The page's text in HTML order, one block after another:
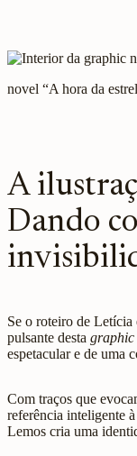
novel “A hora da
A
Dando
Se o roteiro de Letícia
pulsante desta graphic
espetacular e de uma
Com traços que
referência inteligente à
Lemos cria uma